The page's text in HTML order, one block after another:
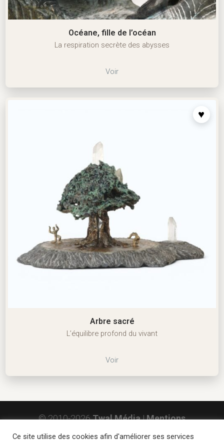
Océane, fille de l’océan
La respiration secrète des abysses
Voir
Arbre sacré
L’équilibre profond du vivant
Voir
© 2010-2026Twal Média|Mentions
Légales|
Ce site utilise des cookies afin d'améliorer ses services